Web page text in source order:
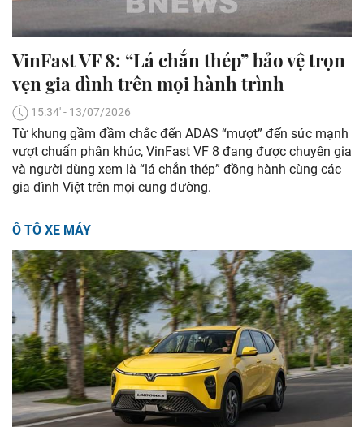
VinFast VF 8: “Lá chắn thép” bảo vệ trọn
vẹn gia đình trên mọi hành trình
15:34' - 13/07/2026
Từ khung gầm đầm chắc đến ADAS “mượt” đến sức mạnh
vượt chuẩn phân khúc, VinFast VF 8 đang được chuyên gia
và người dùng xem là “lá chắn thép” đồng hành cùng các
gia đình Việt trên mọi cung đường.
Ô TÔ XE MÁY